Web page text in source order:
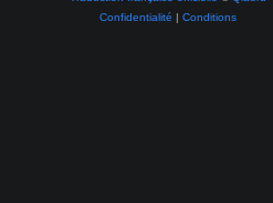
Confidentialité | Conditions